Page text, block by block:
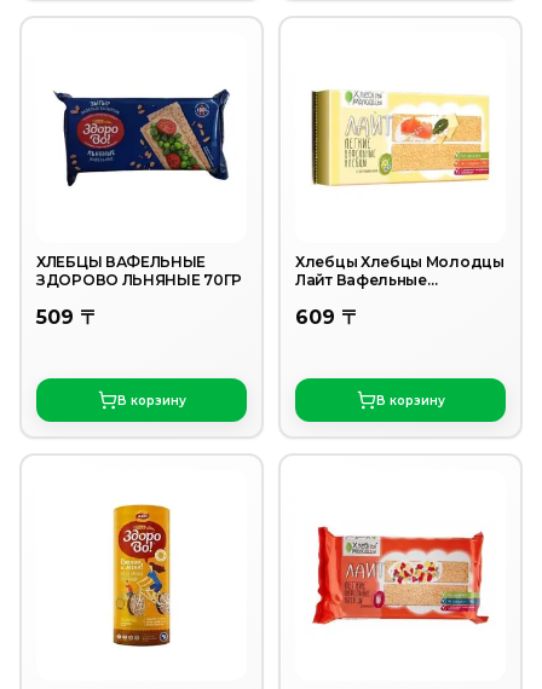
ХЛЕБЦЫ ВАФЕЛЬНЫЕ
ЗДОРОВО ЛЬНЯНЫЕ 70ГР
509 〒
В корзину
Хлебцы Хлебцы Молодцы
Лайт Вафельные
609 〒
В корзину